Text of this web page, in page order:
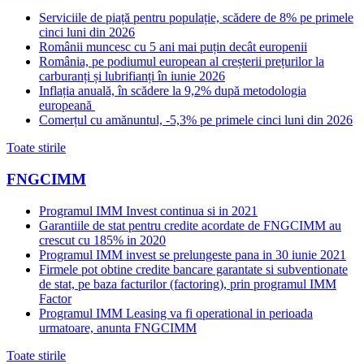
Serviciile de piață pentru populație, scădere de 8% pe primele
cinci luni din 2026
Românii muncesc cu 5 ani mai puțin decât europenii
România, pe podiumul european al creșterii prețurilor la
carburanți și lubrifianți în iunie 2026
Inflația anuală, în scădere la 9,2% după metodologia
europeană
Comerțul cu amănuntul, -5,3% pe primele cinci luni din 2026
Toate stirile
FNGCIMM
Programul IMM Invest continua si in 2021
Garantiile de stat pentru credite acordate de FNGCIMM au
crescut cu 185% in 2020
Programul IMM invest se prelungeste pana in 30 iunie 2021
Firmele pot obtine credite bancare garantate si subventionate
de stat, pe baza facturilor (factoring), prin programul IMM
Factor
Programul IMM Leasing va fi operational in perioada
urmatoare, anunta FNGCIMM
Toate stirile